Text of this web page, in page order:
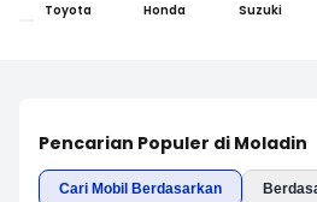
Toyota Honda Suzuki
Pencarian Populer di Moladin
Cari Mobil Berdasarkan